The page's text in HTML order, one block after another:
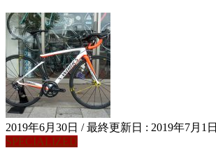
2019年6月30日 / 最終更新日 : 2019年7月1日
SPECIALIZED